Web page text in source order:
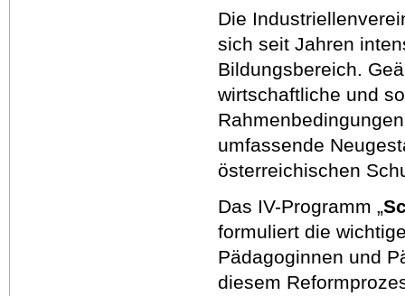
Die
sich seit Jahren
Bildungsbereich.
wirtschaftliche und
umfassende
österreichischen
Das IV-Programm „
formuliert die
Pädagoginnen und
diesem